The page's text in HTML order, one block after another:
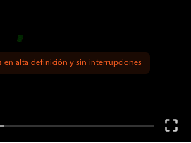
en alta definición y sin interrupciones